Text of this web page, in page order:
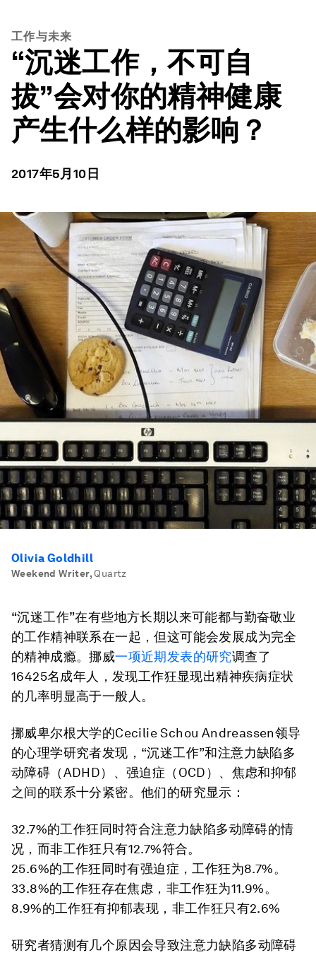
工作与未来
“沉迷工作，不可自
拔”会对你的精神健康
产生什么样的影响？
2017年5月10日
Olivia Goldhill
Weekend Writer, Quartz
“沉迷工作”在有些地方长期以来可能都与勤奋敬业
的工作精神联系在一起，但这可能会发展成为完全
的精神成瘾。挪威一项近期发表的研究调查了
16425名成年人，发现工作狂显现出精神疾病症状
的几率明显高于一般人。
挪威卑尔根大学的Cecilie Schou Andreassen领导
的心理学研究者发现，“沉迷工作”和注意力缺陷多
动障碍（ADHD）、强迫症（OCD）、焦虑和抑郁
之间的联系十分紧密。他们的研究显示：
32.7%的工作狂同时符合注意力缺陷多动障碍的情
况，而非工作狂只有12.7%符合。
25.6%的工作狂同时有强迫症，工作狂为8.7%。
33.8%的工作狂存在焦虑，非工作狂为11.9%。
8.9%的工作狂有抑郁表现，非工作狂只有2.6%
研究者猜测有几个原因会导致注意力缺陷多动障碍